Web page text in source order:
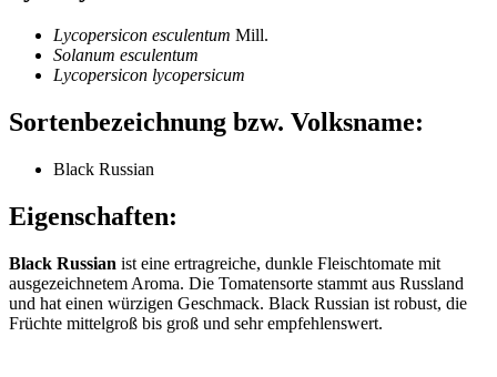
Lycopersicon esculentum Mill.
Solanum esculentum
Lycopersicon lycopersicum
Sortenbezeichnung bzw. Volksname:
Black Russian
Eigenschaften:
Black Russian ist eine ertragreiche, dunkle Fleischtomate mit
ausgezeichnetem Aroma. Die Tomatensorte stammt aus Russland
und hat einen würzigen Geschmack. Black Russian ist robust, die
Früchte mittelgroß bis groß und sehr empfehlenswert.